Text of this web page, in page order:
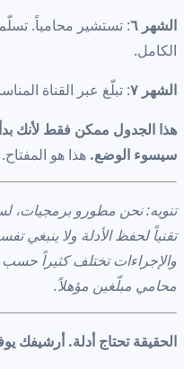
الشهر ٦
: تستشير محامياً.
الكامل.
الشهر ٧
: تبلّغ عبر القناة
هذا الجدول ممكن فقط لأنك
سيسوء الوضع. هذا هو المفتاح.
تنويه: نحن مطورو برمجيات،
تقنياً لحفظ الأدلة ولا ينبغي
والإجراءات تختلف كثيراً
محامي مبلّغين مؤهلاً.
الحقيقة تحتاج أدلة. أرشيفك